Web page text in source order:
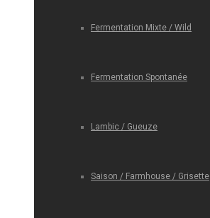
Fermentation Mixte / Wild
Fermentation Spontanée
Lambic / Gueuze
Saison / Farmhouse / Grisette